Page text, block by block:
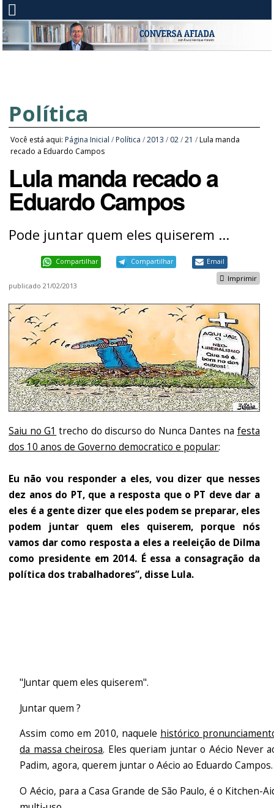
Política
Você está aqui: Página Inicial / Política /2013 / 02 /21 /Lula manda
recado a Eduardo Campos
Lula manda recado a
Eduardo Campos
Pode juntar quem eles quiserem ...
Compartilhar Compartilhar Email
Imprimir
publicado 21/02/2013
Saiu no G1 trecho do discurso do Nunca Dantes na festa
dos 10 anos de Governo democratico e popular:
Eu não vou responder a eles, vou dizer que nesses
dez anos do PT, que a resposta que o PT deve dar a
eles é a gente dizer que eles podem se preparar, eles
podem juntar quem eles quiserem, porque nós
vamos dar como resposta a eles a reeleição de Dilma
como presidente em 2014. É essa a consagração da
política dos trabalhadores”, disse Lula.
"Juntar quem eles quiserem".
Juntar quem ?
Assim como em 2010, naquele histórico
da massa cheirosa. Eles queriam juntar o Aécio Never
Padim, agora, querem juntar o Aécio ao Eduardo Campos.
O Aécio, para a Casa Grande de São Paulo, é o Kitchen-